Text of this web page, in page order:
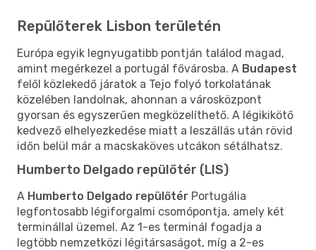
Repülőterek Lisbon területén
Európa egyik legnyugatibb pontján találod magad,
amint megérkezel a portugál fővárosba. A Budapest
felől közlekedő járatok a Tejo folyó torkolatának
közelében landolnak, ahonnan a városközpont
gyorsan és egyszerűen megközelíthető. A légikikötő
kedvező elhelyezkedése miatt a leszállás után rövid
időn belül már a macskaköves utcákon sétálhatsz.
Humberto Delgado repülőtér (LIS)
A Humberto Delgado repülőtér Portugália
legfontosabb légiforgalmi csomópontja, amely két
terminállal üzemel. Az 1-es terminál fogadja a
legtöbb nemzetközi légitársaságot, míg a 2-es